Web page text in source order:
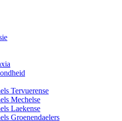
Tervuerense
Mechelse
Laekense
Groenendaelers